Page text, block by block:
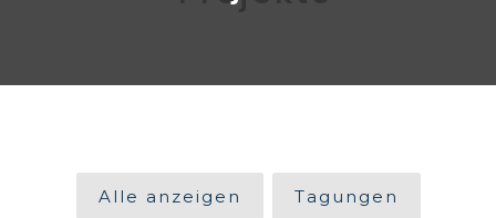
Alle anzeigen Tagungen